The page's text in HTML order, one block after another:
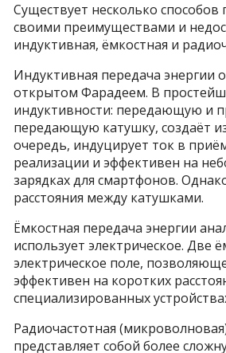
Существует несколько
своими преимуществами и
индуктивная, ёмкостная и
Индуктивная передача энергии
открытом Фарадеем. В
индуктивности: передающую и
передающую катушку, создаёт
очередь, индуцирует ток в
реализации и эффективен на
зарядках для смартфонов.
расстояния между катушками.
Ёмкостная передача энергии
использует электрическое. Две
электрическое поле,
эффективен на коротких
специализированных
Радиочастотная
представляет собой более